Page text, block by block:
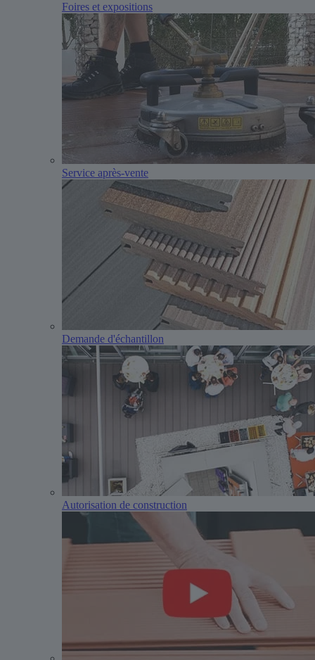
Foires et expositions
Service après-vente
Demande d'échantillon
Autorisation de construction